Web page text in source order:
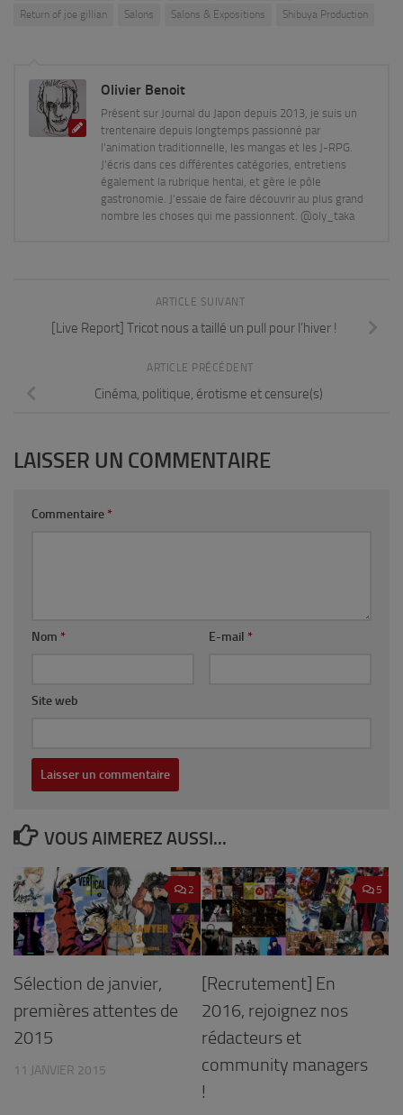
Return of joe gillian Salons Salons & Expositions Shibuya Production
Olivier Benoit
Présent sur Journal du Japon depuis 2013, je suis un
trentenaire depuis longtemps passionné par
l'animation traditionnelle, les mangas et les J-RPG.
J'écris dans ces différentes catégories, entretiens
également la rubrique hentai, et gère le pôle
gastronomie. J'essaie de faire découvrir au plus grand
nombre les choses qui me passionnent. @oly_taka
ARTICLE SUIVANT
[Live Report] Tricot nous a taillé un pull pour l’hiver !
ARTICLE PRÉCÉDENT
Cinéma, politique, érotisme et censure(s)
LAISSER UN COMMENTAIRE
Commentaire *
Nom * E-mail *
Site web
VOUS AIMEREZ AUSSI...
2
Sélection de janvier,
premières attentes de
2015
11 JANVIER 2015
5
[Recrutement] En
2016, rejoignez nos
rédacteurs et
community managers
!